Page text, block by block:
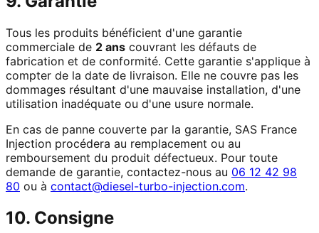
Tous les produits bénéficient d'une garantie
commerciale de 2 ans couvrant les défauts de
fabrication et de conformité. Cette garantie s'applique à
compter de la date de livraison. Elle ne couvre pas les
dommages résultant d'une mauvaise installation, d'une
utilisation inadéquate ou d'une usure normale.
En cas de panne couverte par la garantie, SAS France
Injection procédera au remplacement ou au
remboursement du produit défectueux. Pour toute
demande de garantie, contactez-nous au 06 12 42 98
80 ou à contact@diesel-turbo-injection.com.
10. Consigne